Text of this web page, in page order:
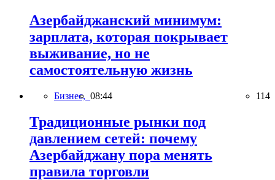
Азербайджанский минимум:
зарплата, которая покрывает
выживание, но не
самостоятельную жизнь
Бизнес, 08:44 114
Традиционные рынки под
давлением сетей: почему
Азербайджану пора менять
правила торговли